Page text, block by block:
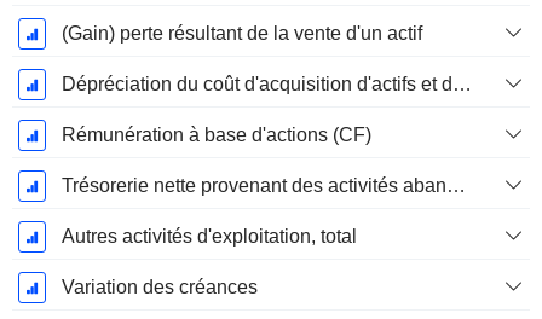
(Gain) perte résultant de la vente d'un actif
Dépréciation du coût d'acquisition d'actifs et dépenses de restructuration
Rémunération à base d'actions (CF)
Trésorerie nette provenant des activités abandonnées
Autres activités d'exploitation, total
Variation des créances